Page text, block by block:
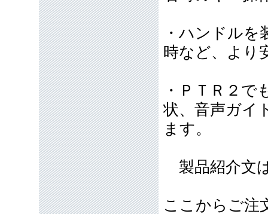
・ハンドル
時など、より
・ＰＴＲ２
状、音声ガイ
ます。
製品紹介文
ここからご注